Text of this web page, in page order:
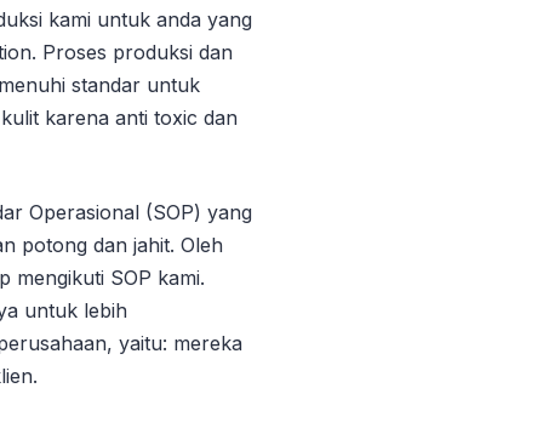
kami untuk anda yang
Proses produksi dan
standar untuk
karena anti toxic dan
Operasional (SOP) yang
potong dan jahit. Oleh
mengikuti SOP kami.
untuk lebih
yaitu: mereka